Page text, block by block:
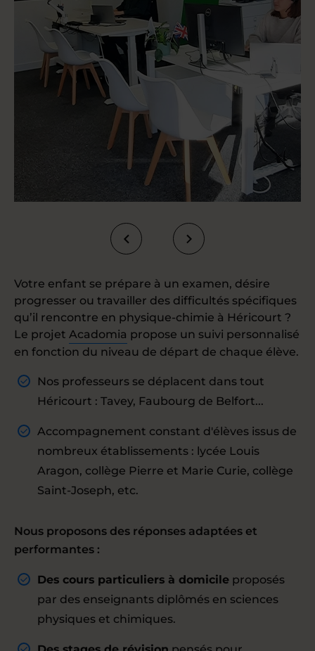
Votre enfant se prépare à un examen, désire
progresser ou travailler des difficultés spécifiques
qu’il rencontre en physique-chimie à Héricourt ?
Le projet Acadomia propose un suivi personnalisé
en fonction du niveau de départ de chaque élève.
Nos professeurs se déplacent dans tout
Héricourt : Tavey, Faubourg de Belfort...
Accompagnement constant d'élèves issus de
nombreux établissements : lycée Louis
Aragon, collège Pierre et Marie Curie, collège
Saint-Joseph, etc.
Nous proposons des réponses adaptées et
performantes :
Des cours particuliers à domicile proposés
par des enseignants diplômés en sciences
physiques et chimiques.